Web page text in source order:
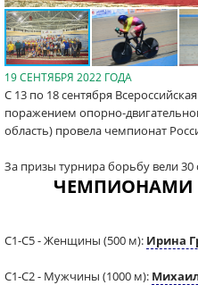
19 СЕНТЯБРЯ 2022 ГОДА
С 13 по 18 сентября
поражением опорно-
область) провела чемпионат
За призы турнира борьбу вели
ЧЕМПИОНАМИ
С1-С5 - Женщины (500 м): Ирина
С1-С2 - Мужчины (1000 м):